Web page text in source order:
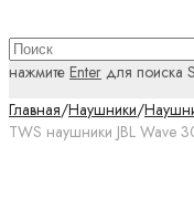
нажмите Enter для поиска
Главная/Наушники/
TWS наушники JBL Wave